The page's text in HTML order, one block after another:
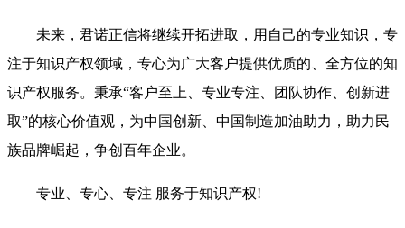
未来，君诺正信将继续开拓进取，用自己的专业知识，专
注于知识产权领域，专心为广大客户提供优质的、全方位的知
识产权服务。秉承“客户至上、专业专注、团队协作、创新进
取”的核心价值观，为中国创新、中国制造加油助力，助力民
族品牌崛起，争创百年企业。
专业、专心、专注 服务于知识产权!